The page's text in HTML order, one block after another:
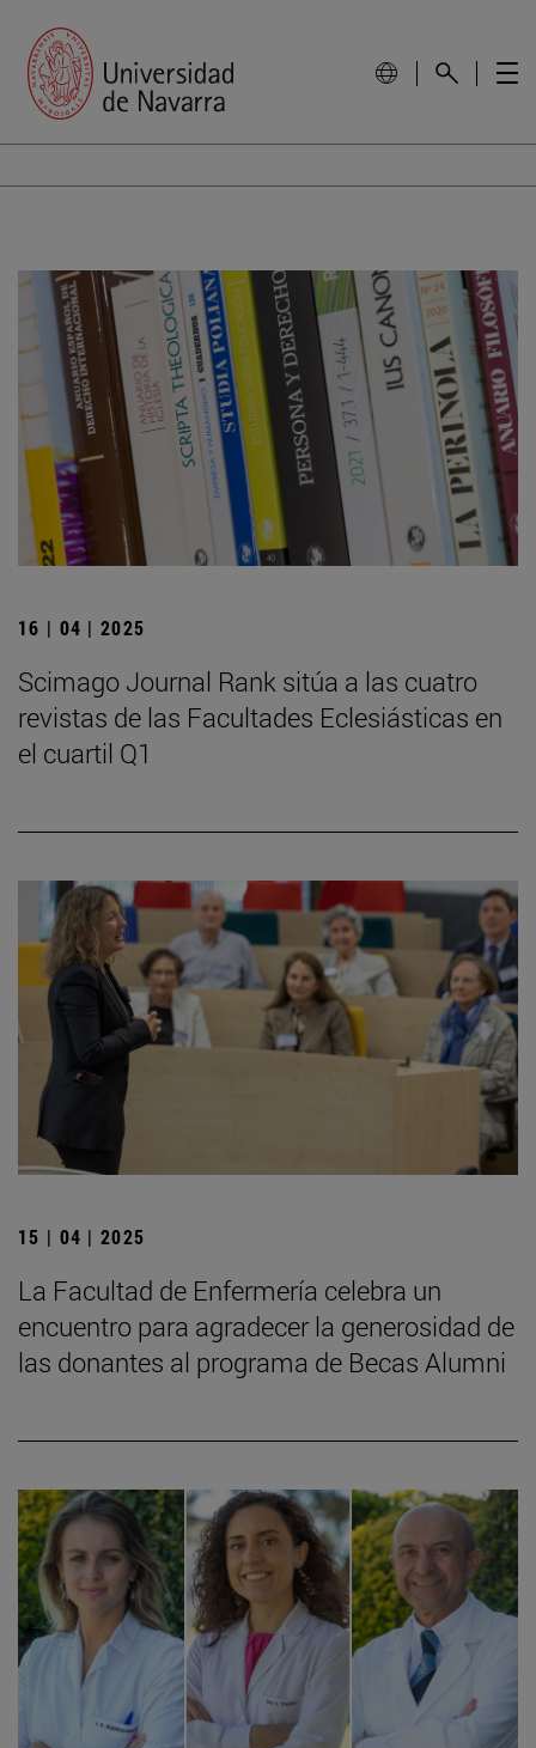
16 | 04 | 2025
Scimago Journal Rank sitúa a las cuatro
revistas de las Facultades Eclesiásticas en
el cuartil Q1
15 | 04 | 2025
La Facultad de Enfermería celebra un
encuentro para agradecer la generosidad de
las donantes al programa de Becas Alumni